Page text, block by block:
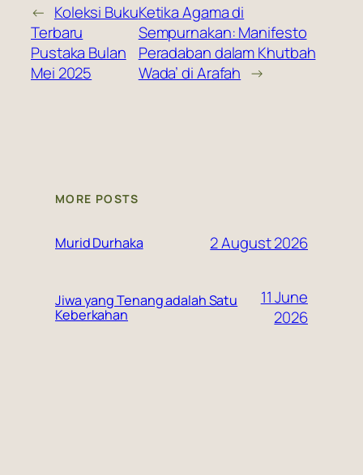
← Koleksi Buku
Terbaru
Pustaka Bulan
Mei 2025
Ketika Agama di
Sempurnakan: Manifesto
Peradaban dalam Khutbah
Wada’ di Arafah →
MORE POSTS
Murid Durhaka 2 August 2026
Jiwa yang Tenang adalah Satu
Keberkahan
11 June
2026